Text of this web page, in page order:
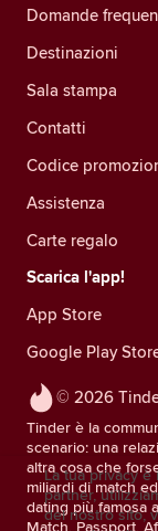
© 2026
Tinder è la
scenario: una
altra cosa che
miliardi di match
dating più famosa
Match, Passport,
Domande
Destinazioni
Sala stampa
Contatti
Codice
Assistenza
Carte regalo
Scarica l'app!
App Store
Google Play
La tua privacy
partner,
del nostro sito,